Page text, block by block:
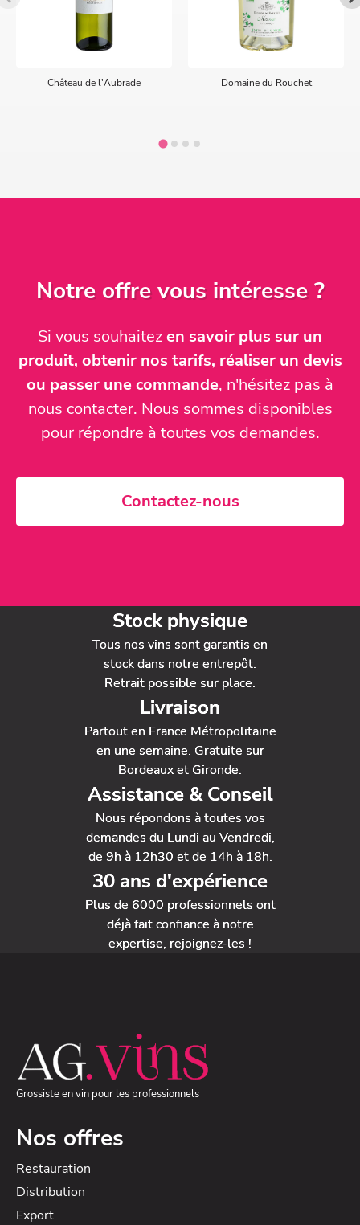
Château de l'Aubrade Domaine du Rouchet
Notre offre vous intéresse ?
Si vous souhaitezen savoir plus sur un
produit, obtenir nos tarifs, réaliser un devis
ou passer une commande, n'hésitez pas à
nous contacter. Nous sommes disponibles
pour répondre à toutes vos demandes.
Contactez-nous
Stock physique
Tous nos vins sont garantis en
stock dans notre entrepôt.
Retrait possible sur place.
Livraison
Partout en France Métropolitaine
en une semaine. Gratuite sur
Bordeaux et Gironde.
Assistance & Conseil
Nous répondons à toutes vos
demandes du Lundi au Vendredi,
de 9h à 12h30 et de 14h à 18h.
30 ans d'expérience
Plus de 6000 professionnels ont
déjà fait confiance à notre
expertise, rejoignez-les !
Grossiste en vin pour les professionnels
Nos offres
Restauration
Distribution
Export